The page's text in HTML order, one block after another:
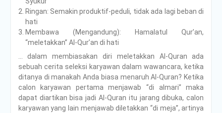
Ringan: Semakin produktif-peduli, tidak ada lagi beban di
hati
Membawa (Mengandung): Hamalatul Qur’an,
“meletakkan” Al-Qur’an di hati
… dalam membiasakan diri meletakkan Al-Quran ada
sebuah cerita seleksi karyawan dalam wawancara, ketika
ditanya di manakah Anda biasa menaruh Al-Quran? Ketika
calon karyawan pertama menjawab “di almari” maka
dapat diartikan bisa jadi Al-Quran itu jarang dibuka, calon
karyawan yang lain menjawab diletakkan “di meja”, artinya